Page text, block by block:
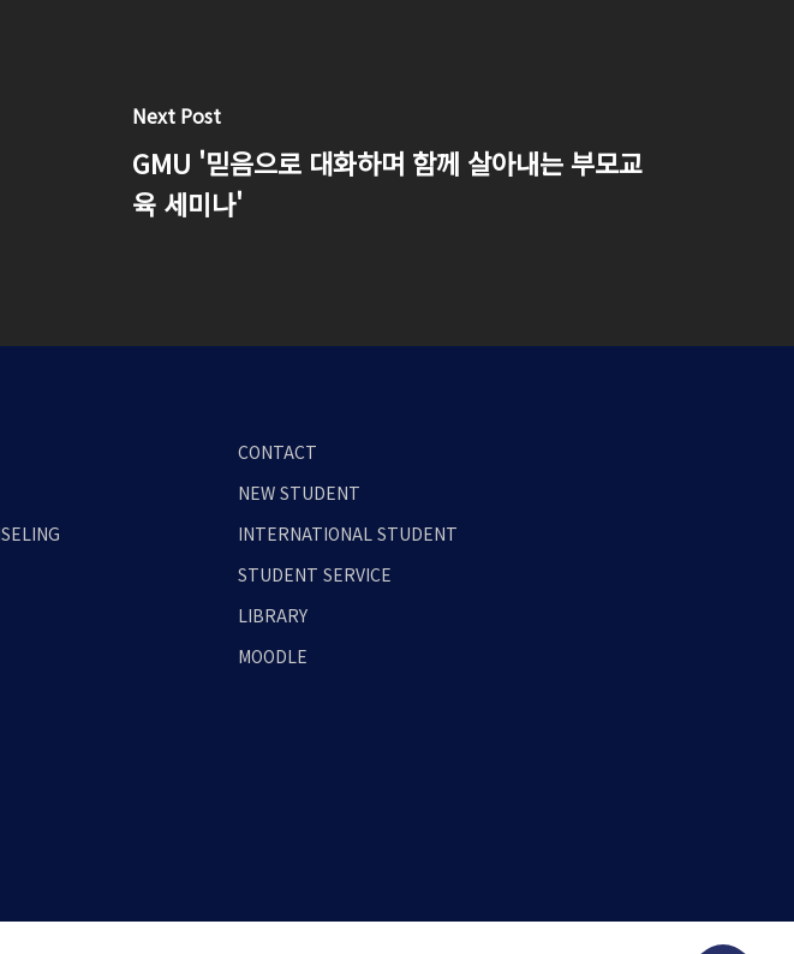
Next Post
GMU '믿음으로 대화하며 함께 살아내는 부모교
육 세미나'
CONTACT
NEW STUDENT
INTERNATIONAL STUDENT
STUDENT SERVICE
LIBRARY
MOODLE